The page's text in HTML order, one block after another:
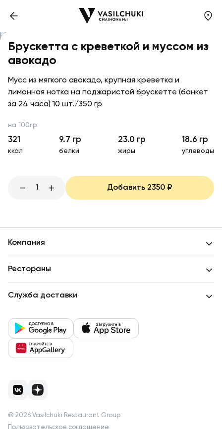
Брускетта с креветкой и муссом из
авокадо
Мусс из мягкого авокадо, крупная креветка и
лимонная нотка на поджаристой брускетте (банкет
за 24 часа) 10 шт./350 гр
на 100гр
321
ккал
9.7 гр
белки
23.0 гр
жиры
18.6 гр
углеводы
1 Добавить 2350 ₽
Компания
Рестораны
Служба доставки
© 2026 Vasilchuki Restaurant Group
Пользовательское соглашение